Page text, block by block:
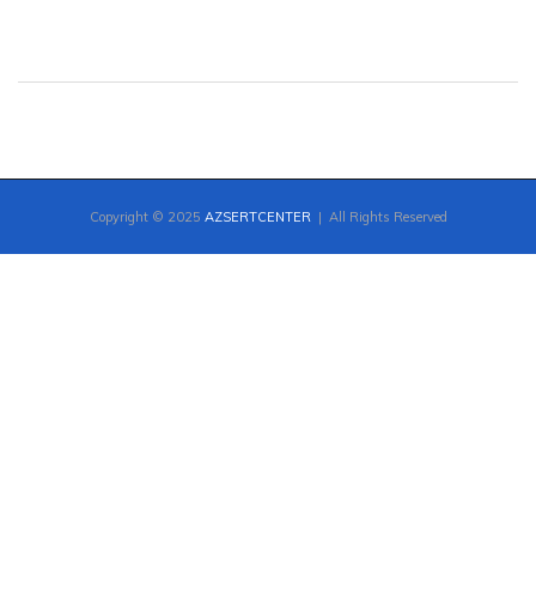
Copyright © 2025 AZSERTCENTER | All Rights Reserved